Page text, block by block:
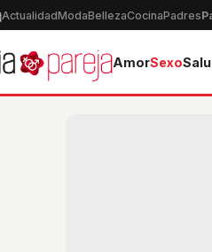
ActualidadModaBellezaCocinaPadres
AmorSexo